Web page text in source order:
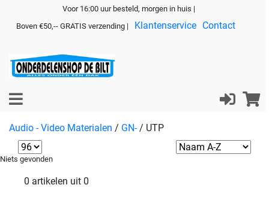
Voor 16:00 uur besteld, morgen in huis |
Boven €50,-- GRATIS verzending |
Klantenservice Contact
Audio - Video Materialen / GN- / UTP
Niets gevonden
0 artikelen uit 0